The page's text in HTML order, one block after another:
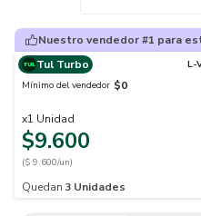
Nuestro vendedor #1 para
Tul Turbo
L-
Mínimo del vendedor $0
x1 Unidad
$9.600
($ 9.600/un)
Quedan 3 Unidades